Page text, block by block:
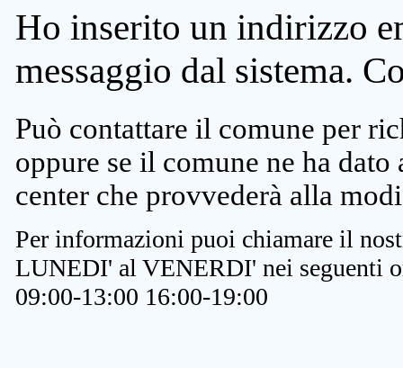
Ho inserito un indirizzo
messaggio dal sistema.
Può contattare il comune per
oppure se il comune ne ha
center che provvederà alla
Per informazioni puoi chiamare il
LUNEDI' al VENERDI' nei seguenti
09:00-13:00 16:00-19:00